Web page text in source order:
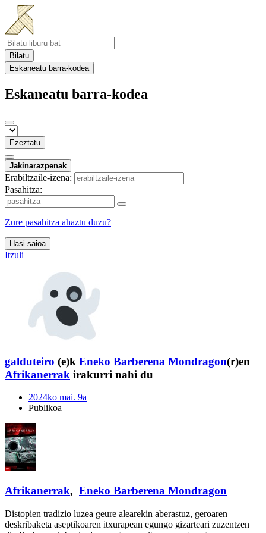
Bilatu
Eskaneatu barra-kodea
Eskaneatu barra-kodea
Ezeztatu
Jakinarazpenak
Erabiltzaile-izena:
Pasahitza:
Zure pasahitza ahaztu duzu?
Hasi saioa
Itzuli
galduteiro (e)k Eneko Barberena Mondragon(r)en
Afrikanerrak irakurri nahi du
2024ko mai. 9a
Publikoa
Afrikanerrak, Eneko Barberena Mondragon
Distopien tradizio luzea geure alearekin aberastuz, geroaren
deskribaketa aseptikoaren itxurapean egungo gizarteari zuzentzen